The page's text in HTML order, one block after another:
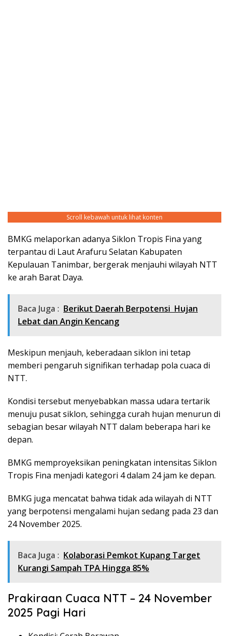
Scroll kebawah untuk lihat konten
BMKG melaporkan adanya Siklon Tropis Fina yang
terpantau di Laut Arafuru Selatan Kabupaten
Kepulauan Tanimbar, bergerak menjauhi wilayah NTT
ke arah Barat Daya.
Baca Juga : Berikut Daerah Berpotensi Hujan
Lebat dan Angin Kencang
Meskipun menjauh, keberadaan siklon ini tetap
memberi pengaruh signifikan terhadap pola cuaca di
NTT.
Kondisi tersebut menyebabkan massa udara tertarik
menuju pusat siklon, sehingga curah hujan menurun di
sebagian besar wilayah NTT dalam beberapa hari ke
depan.
BMKG memproyeksikan peningkatan intensitas Siklon
Tropis Fina menjadi kategori 4 dalam 24 jam ke depan.
BMKG juga mencatat bahwa tidak ada wilayah di NTT
yang berpotensi mengalami hujan sedang pada 23 dan
24 November 2025.
Baca Juga : Kolaborasi Pemkot Kupang Target
Kurangi Sampah TPA Hingga 85%
Prakiraan Cuaca NTT – 24 November
2025 Pagi Hari